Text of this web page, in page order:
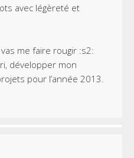
avec légèreté et
me faire rougir :s2:
développer mon
pour l’année 2013.